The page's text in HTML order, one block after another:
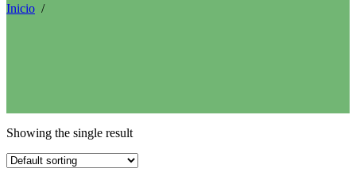
Inicio /
Showing the single result